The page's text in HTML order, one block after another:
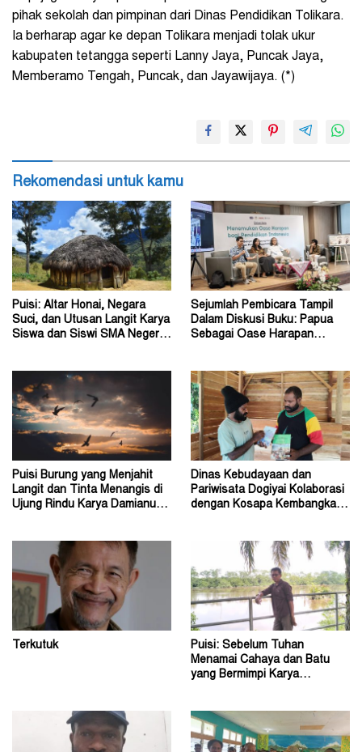
pihak sekolah dan pimpinan dari Dinas Pendidikan Tolikara.
Ia berharap agar ke depan Tolikara menjadi tolak ukur
kabupaten tetangga seperti Lanny Jaya, Puncak Jaya,
Memberamo Tengah, Puncak, dan Jayawijaya. (*)
Rekomendasi untuk kamu
Puisi: Altar Honai, Negara
Suci, dan Utusan Langit Karya
Siswa dan Siswi SMA Negeri 1
Sejumlah Pembicara Tampil
Dalam Diskusi Buku: Papua
Sebagai Oase Harapan
Puisi Burung yang Menjahit
Langit dan Tinta Menangis di
Ujung Rindu Karya Damianus
Dinas Kebudayaan dan
Pariwisata Dogiyai Kolaborasi
dengan Kosapa Kembangkan
Terkutuk
Puisi: Sebelum Tuhan
Menamai Cahaya dan Batu
yang Bermimpi Karya